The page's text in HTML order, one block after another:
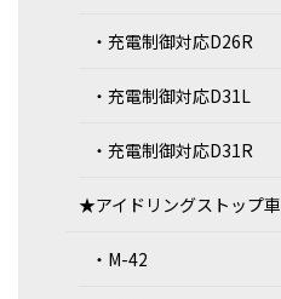
・充電制御対応D26R
・充電制御対応D31L
・充電制御対応D31R
★アイドリングストップ車
・M-42